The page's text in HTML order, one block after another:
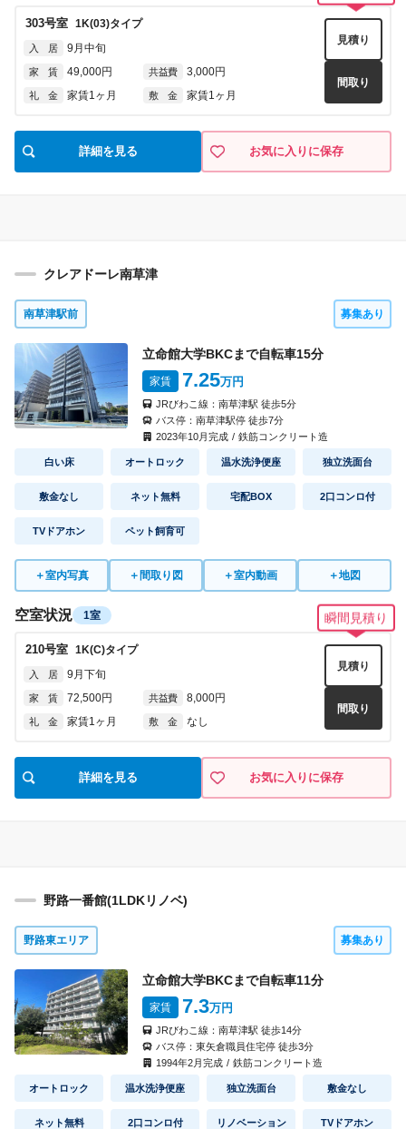
303号室 1K(03)タイプ
入 居 9月中旬
家 賃 49,000円 共益費 3,000円
礼 金 家賃1ヶ月 敷 金 家賃1ヶ月
見積り
間取り
詳細を見る お気に入りに保存
クレアドーレ南草津
南草津駅前 募集あり
立命館大学BKCまで自転車15分
家賃 7.25万円
JRびわこ線： 南草津駅 徒歩5分
バス停： 南草津駅停徒歩7分
2023年10月完成 / 鉄筋コンクリート造
白い床 オートロック 温水洗浄便座 独立洗面台
敷金なし ネット無料 宅配BOX 2口コンロ付
TVドアホン ペット飼育可
＋室内写真 ＋ 間取り図 ＋室内動画 ＋地図
空室状況 1室 瞬間見積り
210号室 1K(C)タイプ
入 居 9月下旬
家 賃 72,500円 共益費 8,000円
礼 金 家賃1ヶ月 敷 金 なし
見積り
間取り
詳細を見る お気に入りに保存
野路一番館(1LDKリノベ)
野路東エリア 募集あり
立命館大学BKCまで自転車11分
家賃 7.3万円
JRびわこ線： 南草津駅 徒歩14分
バス停： 東矢倉職員住宅停徒歩3分
1994年2月完成 / 鉄筋コンクリート造
オートロック 温水洗浄便座 独立洗面台 敷金なし
ネット無料 2口コンロ付 リノベーション TVドアホン